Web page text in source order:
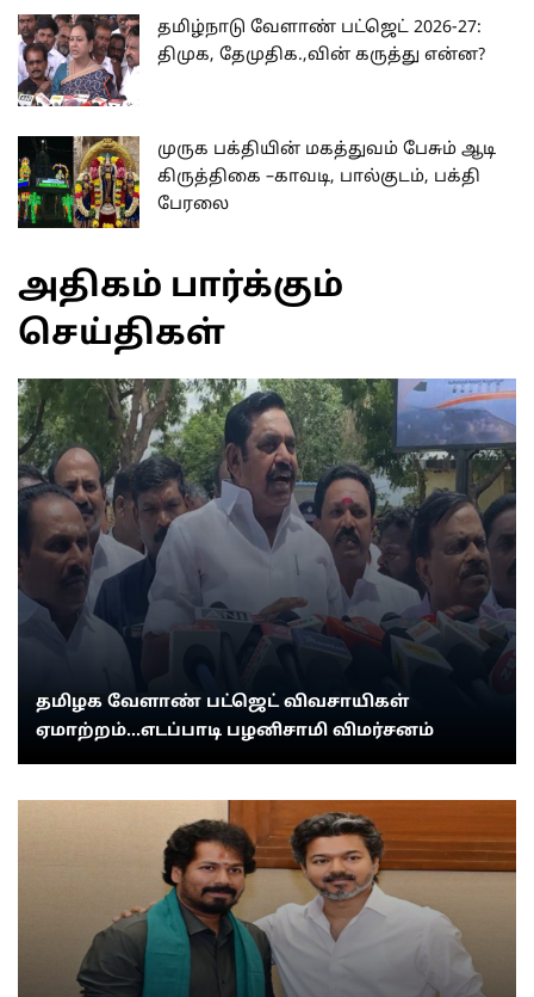
தமிழ்நாடு வேளாண் பட்ஜெட் 2026-27:
திமுக, தேமுதிக.,வின் கருத்து என்ன?
முருக பக்தியின் மகத்துவம் பேசும் ஆடி
கிருத்திகை –காவடி, பால்குடம், பக்தி
பேரலை
அதிகம் பார்க்கும்
செய்திகள்
தமிழக வேளாண் பட்ஜெட் விவசாயிகள்
ஏமாற்றம்...எடப்பாடி பழனிசாமி விமர்சனம்